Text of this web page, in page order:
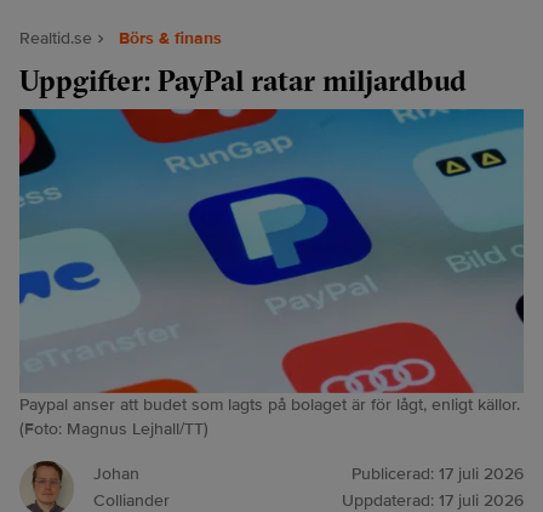
Realtid.se Börs & finans
Uppgifter: PayPal ratar miljardbud
Paypal anser att budet som lagts på bolaget är för lågt, enligt källor.
(Foto: Magnus Lejhall/TT)
Johan
Colliander
Publicerad: 17 juli 2026
Uppdaterad: 17 juli 2026